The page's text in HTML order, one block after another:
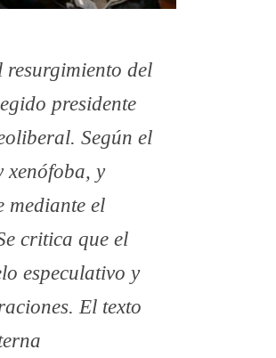
del
presidente
Según el
xenófoba, y
mediante el
critica que el
especulativo y
El texto